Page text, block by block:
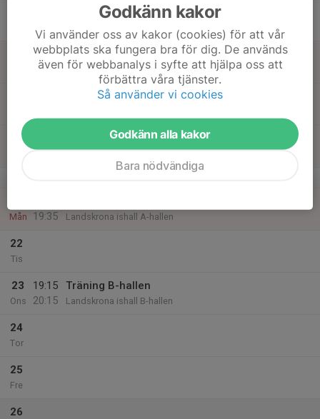
19:35
Träning A-hallen
Landskrona ishall A-hallen
20
Mån
19:35
Landskrona ishall A-hallen
22
Tis
23
Ons
19:15
20:15
Träning B-hallen
Landskrona ishall B-hallen
24
Tor
25
Fre
26
Godkänn kakor
Vi använder oss av kakor (cookies) för att vår
webbplats ska fungera bra för dig. De används
även för webbanalys i syfte att hjälpa oss att
förbättra våra tjänster.
Så använder vi cookies
Godkänn alla kakor
Bara nödvändiga